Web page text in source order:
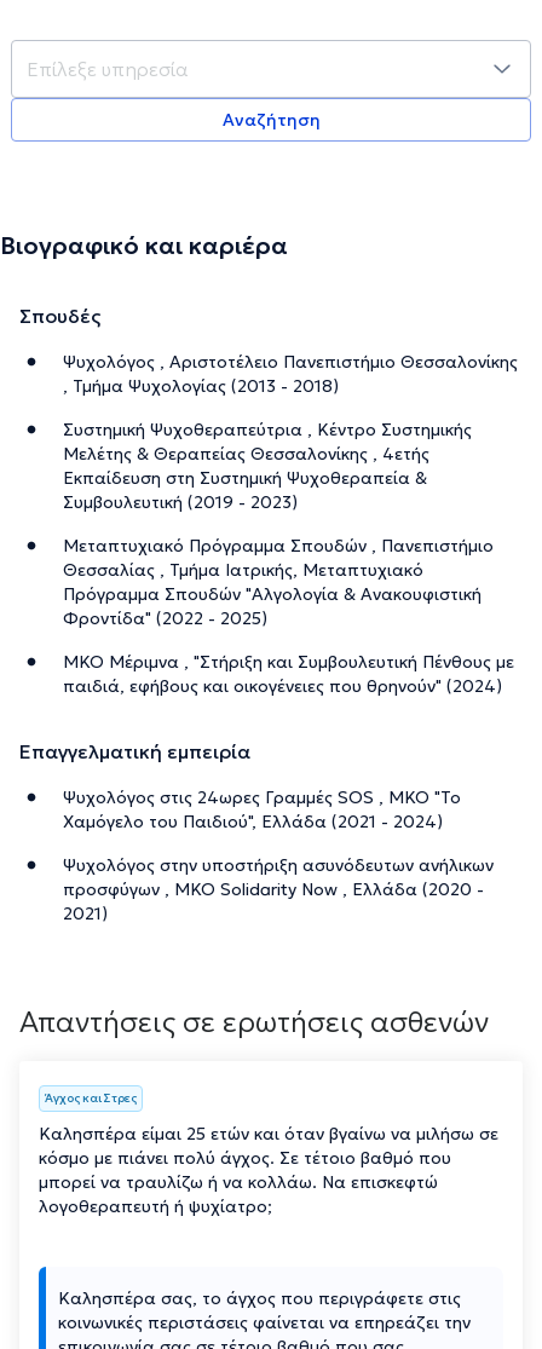
Αναζήτηση
Βιογραφικό και καριέρα
Σπουδές
Ψυχολόγος , Αριστοτέλειο Πανεπιστήμιο Θεσσαλονίκης
, Τμήμα Ψυχολογίας (2013 - 2018)
Συστημική Ψυχοθεραπεύτρια , Κέντρο Συστημικής
Μελέτης & Θεραπείας Θεσσαλονίκης , 4ετής
Εκπαίδευση στη Συστημική Ψυχοθεραπεία &
Συμβουλευτική (2019 - 2023)
Μεταπτυχιακό Πρόγραμμα Σπουδών , Πανεπιστήμιο
Θεσσαλίας , Τμήμα Ιατρικής, Μεταπτυχιακό
Πρόγραμμα Σπουδών "Αλγολογία & Ανακουφιστική
Φροντίδα" (2022 - 2025)
ΜΚΟ Μέριμνα , "Στήριξη και Συμβουλευτική Πένθους με
παιδιά, εφήβους και οικογένειες που θρηνούν" (2024)
Επαγγελματική εμπειρία
Ψυχολόγος στις 24ωρες Γραμμές SOS , ΜΚΟ "Το
Χαμόγελο του Παιδιού", Ελλάδα (2021 - 2024)
Ψυχολόγος στην υποστήριξη ασυνόδευτων ανήλικων
προσφύγων , ΜΚΟ Solidarity Now , Ελλάδα (2020 -
2021)
Απαντήσεις σε ερωτήσεις ασθενών
Άγχος και Στρες
Καλησπέρα είμαι 25 ετών και όταν βγαίνω να μιλήσω σε
κόσμο με πιάνει πολύ άγχος. Σε τέτοιο βαθμό που
μπορεί να τραυλίζω ή να κολλάω. Να επισκεφτώ
λογοθεραπευτή ή ψυχίατρο;
Καλησπέρα σας, το άγχος που περιγράφετε στις
κοινωνικές περιστάσεις φαίνεται να επηρεάζει την